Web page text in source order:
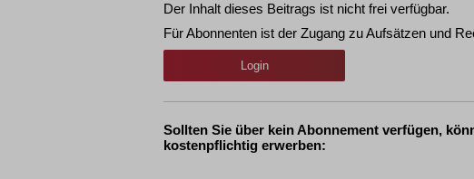
Der Inhalt dieses Beitrags ist nicht frei verfügbar.
Für Abonnenten ist der Zugang zu Aufsätzen und
Login
Sollten Sie über kein Abonnement verfügen,
kostenpflichtig erwerben: